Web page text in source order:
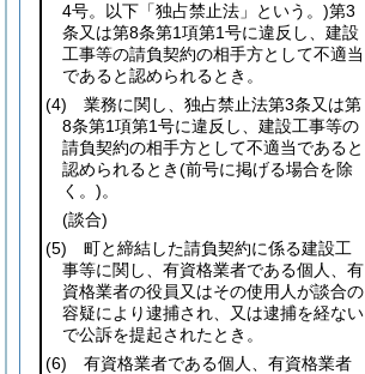
4号。以下「独占禁止法」という。)第3
条又は第8条第1項第1号に違反し、建設
工事等の請負契約の相手方として不適当
であると認められるとき。
(4) 業務に関し、独占禁止法第3条又は第
8条第1項第1号に違反し、建設工事等の
請負契約の相手方として不適当であると
認められるとき(前号に掲げる場合を除
く。)。
(談合)
(5) 町と締結した請負契約に係る建設工
事等に関し、有資格業者である個人、有
資格業者の役員又はその使用人が談合の
容疑により逮捕され、又は逮捕を経ない
で公訴を提起されたとき。
(6) 有資格業者である個人、有資格業者